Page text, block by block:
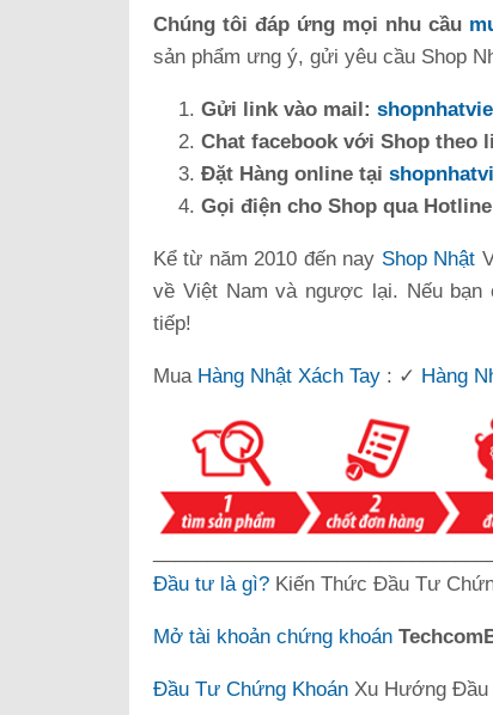
Chúng tôi đáp ứng mọi nhu cầu
sản phẩm ưng ý, gửi yêu cầu Shop
Gửi link vào mail:
Chat facebook với Shop theo
Đặt Hàng online tại
Gọi điện cho Shop qua
Kể từ năm 2010 đến nay Shop Nhật
về Việt Nam và ngược lại. Nếu bạn
tiếp!
Mua Hàng Nhật Xách Tay : ✓ Hàng
Đầu tư là gì? Kiến Thức Đầu Tư
Mở tài khoản chứng khoán
Đầu Tư Chứng Khoán Xu Hướng Đầu